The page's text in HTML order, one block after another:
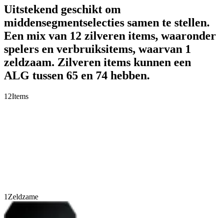
Uitstekend geschikt om
middensegmentselecties samen te stellen.
Een mix van 12 zilveren items, waaronder
spelers en verbruiksitems, waarvan 1
zeldzaam. Zilveren items kunnen een
ALG tussen 65 en 74 hebben.
12Items
1 Zeldzame